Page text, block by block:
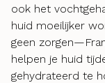
ook het
huid moeilijker
geen
helpen je huid
gehydrateerd te